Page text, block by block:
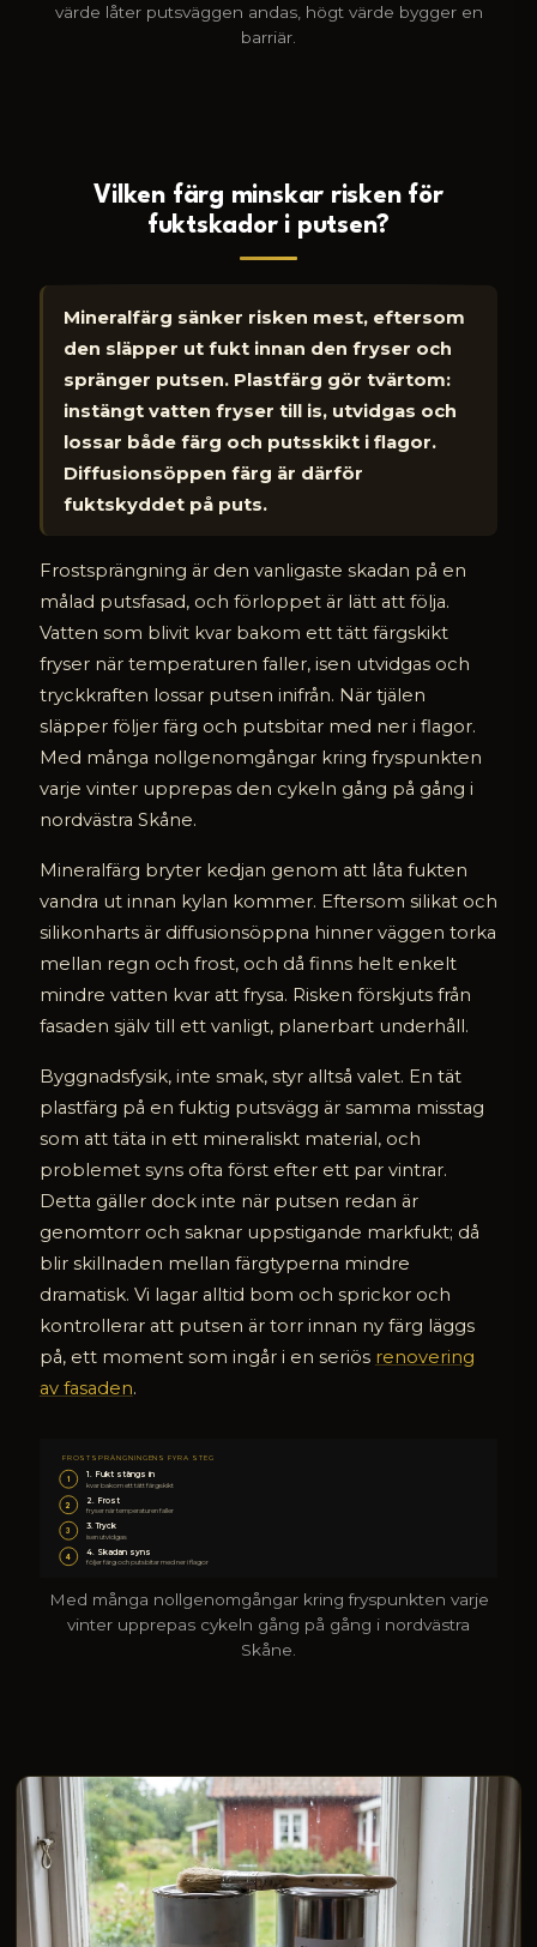
värde låter putsväggen andas, högt värde bygger en
barriär.
Vilken färg minskar risken för
fuktskador i putsen?
Mineralfärg sänker risken mest, eftersom
den släpper ut fukt innan den fryser och
spränger putsen. Plastfärg gör tvärtom:
instängt vatten fryser till is, utvidgas och
lossar både färg och putsskikt i flagor.
Diffusionsöppen färg är därför
fuktskyddet på puts.
Frostsprängning är den vanligaste skadan på en
målad putsfasad, och förloppet är lätt att följa.
Vatten som blivit kvar bakom ett tätt färgskikt
fryser när temperaturen faller, isen utvidgas och
tryckkraften lossar putsen inifrån. När tjälen
släpper följer färg och putsbitar med ner i flagor.
Med många nollgenomgångar kring fryspunkten
varje vinter upprepas den cykeln gång på gång i
nordvästra Skåne.
Mineralfärg bryter kedjan genom att låta fukten
vandra ut innan kylan kommer. Eftersom silikat och
silikonharts är diffusionsöppna hinner väggen torka
mellan regn och frost, och då finns helt enkelt
mindre vatten kvar att frysa. Risken förskjuts från
fasaden själv till ett vanligt, planerbart underhåll.
Byggnadsfysik, inte smak, styr alltså valet. En tät
plastfärg på en fuktig putsvägg är samma misstag
som att täta in ett mineraliskt material, och
problemet syns ofta först efter ett par vintrar.
Detta gäller dock inte när putsen redan är
genomtorr och saknar uppstigande markfukt; då
blir skillnaden mellan färgtyperna mindre
dramatisk. Vi lagar alltid bom och sprickor och
kontrollerar att putsen är torr innan ny färg läggs
på, ett moment som ingår i en seriös renovering
av fasaden.
FROSTSPRÄNGNINGENS FYRA STEG
1 1. Fukt stängs in
kvar bakom ett tätt färgskikt
2 2. Frost
fryser när temperaturen faller
3 3. Tryck
isen utvidgas
4 4. Skadan syns
följer färg och putsbitar med ner i flagor
Med många nollgenomgångar kring fryspunkten varje
vinter upprepas cykeln gång på gång i nordvästra
Skåne.